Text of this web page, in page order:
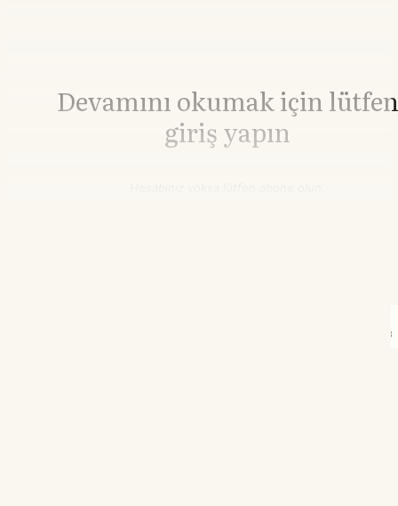
Devamını okumak için lütfen
giriş yapın
12.03